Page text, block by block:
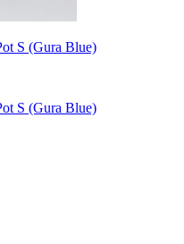
S (Gura Blue)
S (Gura Blue)